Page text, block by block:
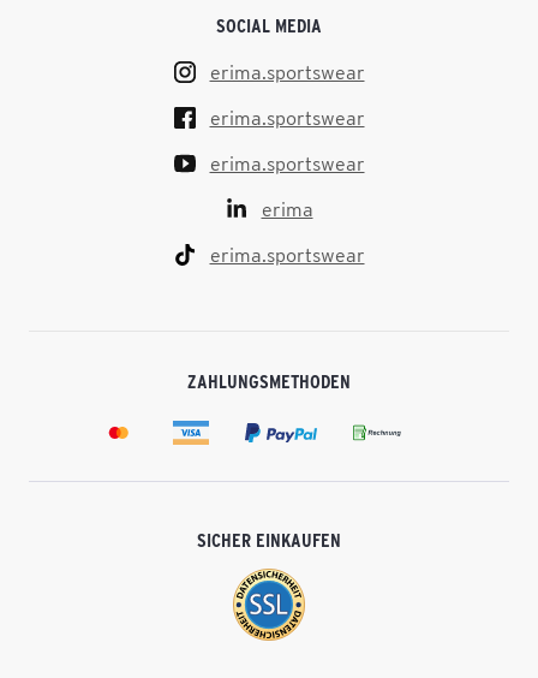
SOCIAL MEDIA
erima.sportswear
erima.sportswear
erima.sportswear
erima
erima.sportswear
ZAHLUNGSMETHODEN
SICHER EINKAUFEN